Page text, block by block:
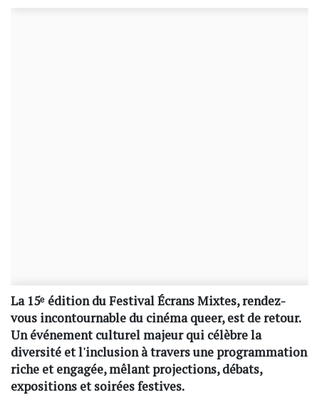
La 15ᵉ édition du Festival Écrans Mixtes, rendez-
vous incontournable du cinéma queer, est de retour.
Un événement culturel majeur qui célèbre la
diversité et l'inclusion à travers une programmation
riche et engagée, mêlant projections, débats,
expositions et soirées festives.